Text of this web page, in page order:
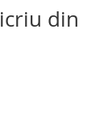
din